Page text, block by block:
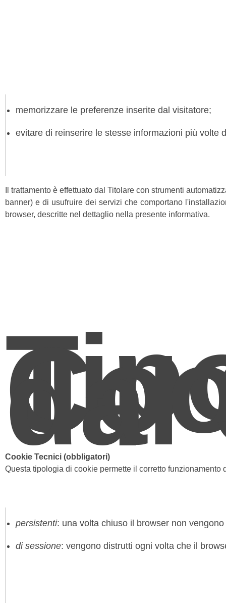
memorizzare le preferenze inserite dal visitatore;
evitare di reinserire le stesse informazioni più volte
Il trattamento è effettuato dal Titolare con strumenti
banner) e di usufruire dei servizi che comportano
browser, descritte nel dettaglio nella presente informativa.
dal
Cookie Tecnici (obbligatori)
Questa tipologia di cookie permette il corretto
persistenti: una volta chiuso il browser non
di sessione: vengono distrutti ogni volta che il